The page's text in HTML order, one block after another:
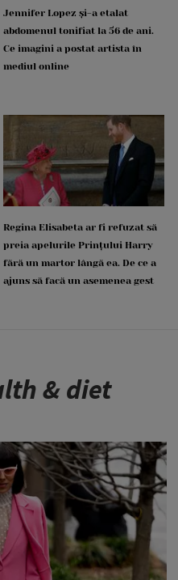
Jennifer Lopez și-a etalat
abdomenul tonifiat la 56 de ani.
Ce imagini a postat artista în
mediul online
Regina Elisabeta ar fi refuzat să
preia apelurile Prințului Harry
fără un martor lângă ea. De ce a
ajuns să facă un asemenea gest
& diet